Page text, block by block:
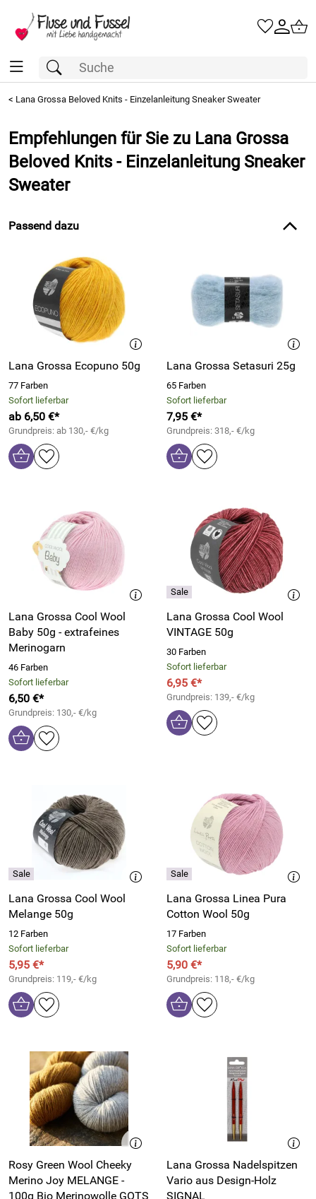
< Lana Grossa Beloved Knits - Einzelanleitung Sneaker Sweater
Empfehlungen für Sie zu Lana Grossa
Beloved Knits - Einzelanleitung Sneaker
Sweater
Passend dazu
Lana Grossa Ecopuno 50g
77 Farben
Sofort lieferbar
ab 6,50 €*
Grundpreis: ab 130,- €/kg
Lana Grossa Setasuri 25g
65 Farben
Sofort lieferbar
7,95 €*
Grundpreis: 318,- €/kg
Lana Grossa Cool Wool
Baby 50g - extrafeines
Merinogarn
46 Farben
Sofort lieferbar
6,50 €*
Grundpreis: 130,- €/kg
Lana Grossa Cool Wool
VINTAGE 50g
30 Farben
Sofort lieferbar
6,95 €*
Grundpreis: 139,- €/kg
Lana Grossa Cool Wool
Melange 50g
12 Farben
Sofort lieferbar
5,95 €*
Grundpreis: 119,- €/kg
Lana Grossa Linea Pura
Cotton Wool 50g
17 Farben
Sofort lieferbar
5,90 €*
Grundpreis: 118,- €/kg
Rosy Green Wool Cheeky
Merino Joy MELANGE -
100g Bio Merinowolle GOTS
Lana Grossa Nadelspitzen
Vario aus Design-Holz
SIGNAL